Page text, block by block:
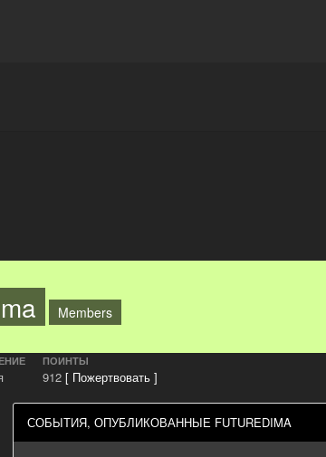
Members
ПОИНТЫ
912 [ Пожертвовать ]
СОБЫТИЯ, ОПУБЛИКОВАННЫЕ FUTUREDIMA